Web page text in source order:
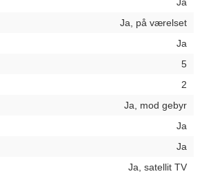
Ja, på værelset
Ja
5
2
Ja, mod gebyr
Ja
Ja
Ja, satellit TV